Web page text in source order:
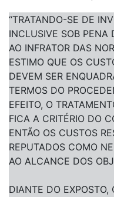
“TRATANDO-SE DE
INCLUSIVE SOB PENA
AO INFRATOR DAS
ESTIMO QUE OS
DEVEM SER
TERMOS DO
EFEITO, O
FICA A CRITÉRIO DO
ENTÃO OS CUSTOS
REPUTADOS COMO
AO ALCANCE DOS
DIANTE DO